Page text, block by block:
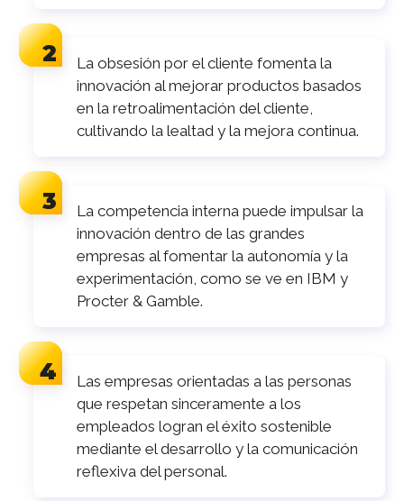
La obsesión por el cliente fomenta la
innovación al mejorar productos basados
en la retroalimentación del cliente,
cultivando la lealtad y la mejora continua.
La competencia interna puede impulsar la
innovación dentro de las grandes
empresas al fomentar la autonomía y la
experimentación, como se ve en IBM y
Procter & Gamble.
Las empresas orientadas a las personas
que respetan sinceramente a los
empleados logran el éxito sostenible
mediante el desarrollo y la comunicación
reflexiva del personal.